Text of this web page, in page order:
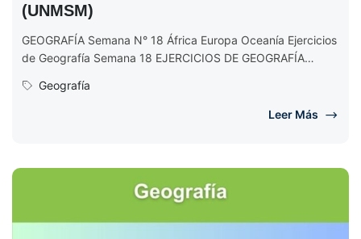
(UNMSM)
GEOGRAFÍA Semana N° 18 África Europa Oceanía Ejercicios
de Geografía Semana 18 EJERCICIOS DE GEOGRAFÍA
Geografía
Leer Más